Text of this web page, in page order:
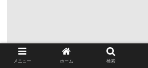
メニュー ホーム 検索